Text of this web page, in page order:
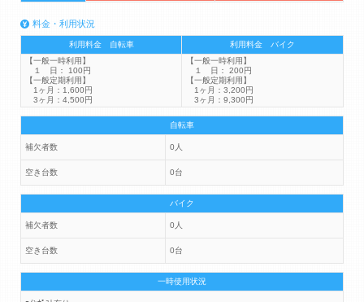
料金・利用状況
利用料金 自転車
利用料金 バイク
【一般一時利用】
１ 日： 100円
【一般定期利用】
1ヶ月：1,600円
3ヶ月：4,500円
【一般一時利用】
１ 日： 200円
【一般定期利用】
1ヶ月：3,200円
3ヶ月：9,300円
自転車
補欠者数 0人
空き台数 0台
バイク
補欠者数 0人
空き台数 0台
一時使用状況